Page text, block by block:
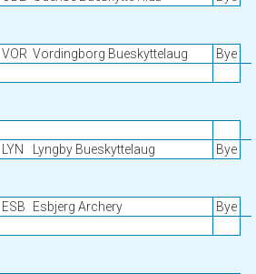
VOR Vordingborg Bueskyttelaug Bye
LYN Lyngby Bueskyttelaug Bye
ESB Esbjerg Archery Bye